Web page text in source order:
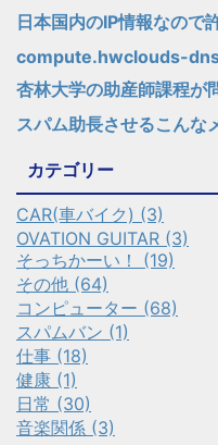
日本国内のIP情報なので
compute.hwclouds-
杏林大学の助産師課程が
スパム助長させるこんな
カテゴリー
CAR(車バイク) (3)
OVATION GUITAR (3)
そっちかーい！ (19)
その他 (64)
コンピューター (68)
スパムバン (1)
仕事 (18)
健康 (1)
日常 (30)
音楽関係 (3)